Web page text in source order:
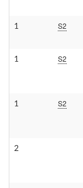
1 S2
1 S2
1 S2
2